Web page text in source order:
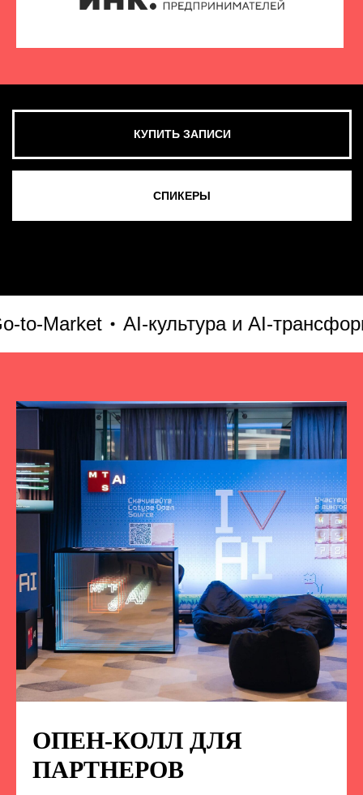
AI-культура и AI-
ОПЕН-КОЛЛ ДЛЯ
ПАРТНЕРОВ
ПОДПИСЫВАЙТЕСЬ
НА НАС В СОЦСЕТЯХ